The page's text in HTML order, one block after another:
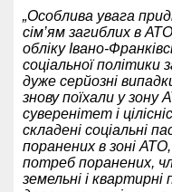
„Особлива увага
сім’ям загиблих в
обліку Івано-
соціальної політики
дуже серйозні
знову поїхали у
суверенітет і
складені соціальні
поранених в зоні
потреб поранених,
земельні і